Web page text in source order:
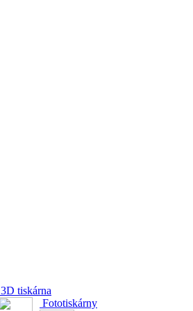
3D tiskárna
Fototiskárny